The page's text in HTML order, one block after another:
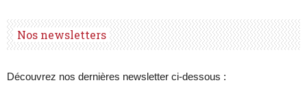
Nos newsletters
Découvrez nos dernières newsletter ci-dessous :